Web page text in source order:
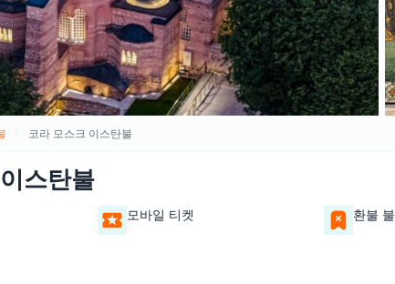
코라 모스크 이스탄불
스탄불
모바일 티켓 환불